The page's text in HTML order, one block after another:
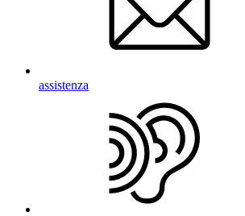
assistenza